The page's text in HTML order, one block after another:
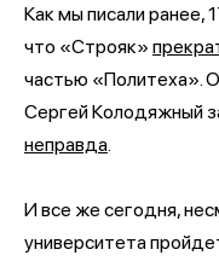
Как мы писали
что «Строяк»
частью «Политеха».
Сергей Колодяжный
неправда
И все же сегодня,
университета